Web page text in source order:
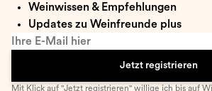
Weinwissen & Empfehlungen
Updates zu Weinfreunde plus
Ihre E-Mail hier
Jetzt registrieren
Mit Klick auf "Jetzt registrieren" willige ich bis auf